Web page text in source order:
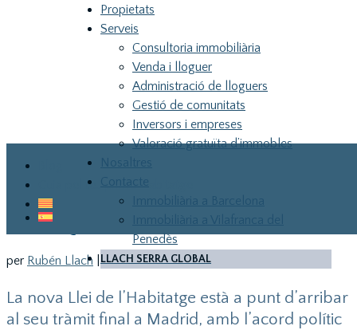
Guia pel teu primer habitatge
Propietats
Serveis
Consultoria immobiliària
Venda i lloguer
Administració de lloguers
Gestió de comunitats
Inversors i empreses
Valoració gratuïta d’immobles
Nosaltres
Contacte
Immobiliària a Barcelona
Immobiliària a Vilafranca del
Penedès
LLACH SERRA GLOBAL
LA NOVA LLEI D’HABITATGE
ACONSEGUIRÀ EL CONTRARI
DEL QUE PRETÉN
per Rubén Llach |28/04/2023|Opinió
La nova Llei de l’Habitatge està a punt d’arribar
al seu tràmit final a Madrid, amb l’acord polític